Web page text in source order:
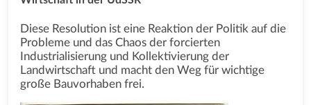
Diese Resolution ist eine Reaktion der Politik auf die
Probleme und das Chaos der forcierten
Industrialisierung und Kollektivierung der
Landwirtschaft und macht den Weg für wichtige
große Bauvorhaben frei.